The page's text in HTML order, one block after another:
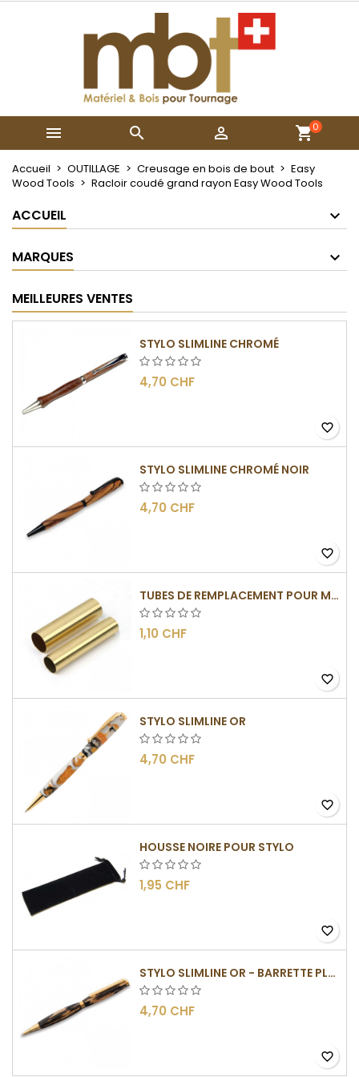
   0
Accueil OUTILLAGE Creusage en bois de bout
Easy
Wood Tools
Racloir coudé grand rayon Easy Wood Tools
ACCUEIL
MARQUES
MEILLEURES VENTES
STYLO SLIMLINE CHROMÉ
4,70 CHF
favorite_border
STYLO SLIMLINE CHROMÉ NOIR
4,70 CHF
favorite_border
TUBES DE REMPLACEMENT POUR MÉCANISME SLIMLINE
1,10 CHF
favorite_border
STYLO SLIMLINE OR
4,70 CHF
favorite_border
HOUSSE NOIRE POUR STYLO
1,95 CHF
favorite_border
STYLO SLIMLINE OR - BARRETTE PLATE
4,70 CHF
favorite_border
Mes listes
Créer une nouvelle liste
Créer une liste d'envies
Connexion
Vous devez être connecté pour ajouter des produits
à votre liste d'envies.
Annuler Connexion